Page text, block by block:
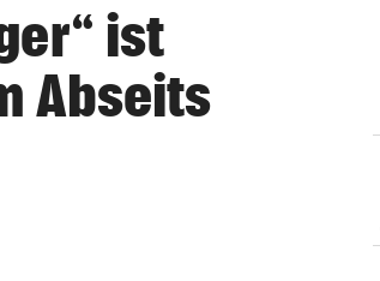
ist
Abseits